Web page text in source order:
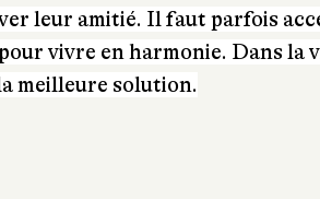
leur amitié. Il faut parfois
vivre en harmonie. Dans la
meilleure solution.